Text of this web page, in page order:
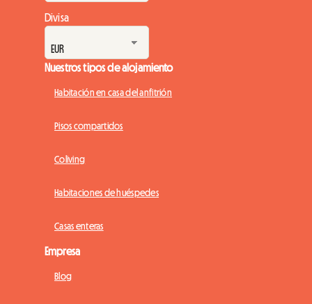
Divisa
Nuestros tipos de alojamiento
Habitación en casa del anfitrión
Pisos compartidos
Coliving
Habitaciones de huéspedes
Casas enteras
Empresa
Blog